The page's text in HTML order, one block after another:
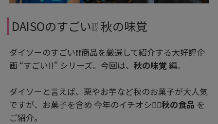
DAISOのすごい❕❕ 秋の味覚
ダイソーのすごい❗❗商品を厳選して紹介する大好評企
画 “すごい!!” シリーズ。今回は、秋の味覚 編。
ダイソーと言えば、栗やお芋など秋のお菓子が大人気
ですが、お菓子を含め 今年のイチオシ👍🏻秋の食品 を
ご紹介。